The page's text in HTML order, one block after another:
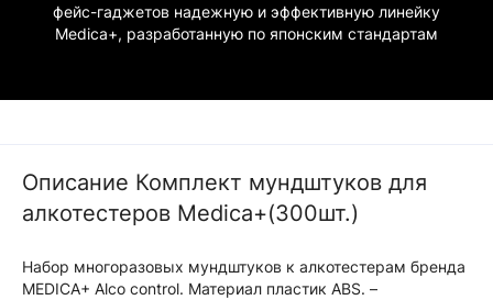
фейс-гаджетов надежную и эффективную линейку
Medica+, разработанную по японским стандартам
Описание Комплект мундштуков для
алкотестеров Medica+(300шт.)
Набор многоразовых мундштуков к алкотестерам бренда
MEDICA+ Alco control. Материал пластик ABS. –